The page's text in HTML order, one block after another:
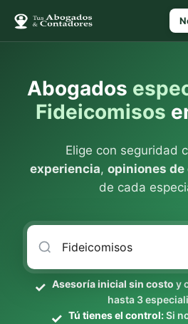
Abogados
Fideicomisos
Elige con seguridad
experiencia, opiniones
de cada
Asesoría inicial sin costo y
hasta 3
Tú tienes el control:Si